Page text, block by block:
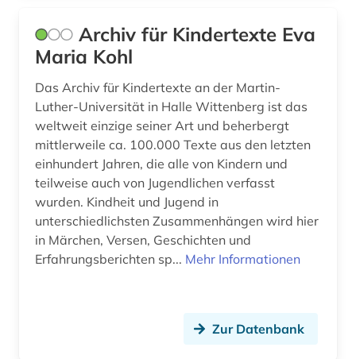
großbritannien (11)
handbuch (1)
handschrift (1)
hawaii (1)
hebraistik (1)
held (1)
heroisierung (1)
Archiv für Kindertexte Eva
Maria Kohl
Das Archiv für Kindertexte an der Martin-
Luther-Universität in Halle Wittenberg ist das
weltweit einzige seiner Art und beherbergt
mittlerweile ca. 100.000 Texte aus den letzten
einhundert Jahren, die alle von Kindern und
teilweise auch von Jugendlichen verfasst
wurden. Kindheit und Jugend in
unterschiedlichsten Zusammenhängen wird hier
in Märchen, Versen, Geschichten und
Erfahrungsberichten sp... Mehr Informationen
Zur Datenbank